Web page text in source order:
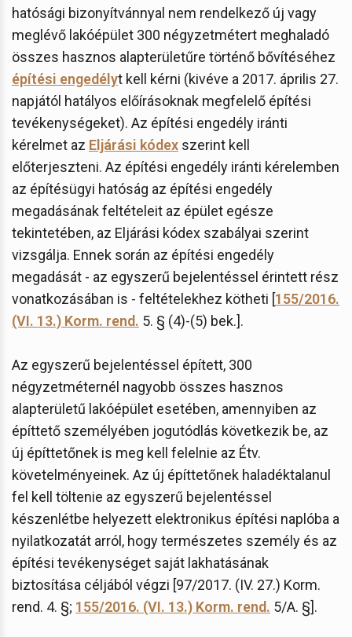
hatósági bizonyítvánnyal nem rendelkező új vagy
meglévő lakóépület 300 négyzetmétert meghaladó
összes hasznos alapterületűre történő bővítéséhez
építési engedélyt kell kérni (kivéve a 2017. április 27.
napjától hatályos előírásoknak megfelelő építési
tevékenységeket). Az építési engedély iránti
kérelmet az Eljárási kódex szerint kell
előterjeszteni. Az építési engedély iránti kérelemben
az építésügyi hatóság az építési engedély
megadásának feltételeit az épület egésze
tekintetében, az Eljárási kódex szabályai szerint
vizsgálja. Ennek során az építési engedély
megadását - az egyszerű bejelentéssel érintett rész
vonatkozásában is - feltételekhez kötheti [155/2016.
(VI. 13.) Korm. rend. 5. § (4)-(5) bek.].
Az egyszerű bejelentéssel épített, 300
négyzetméternél nagyobb összes hasznos
alapterületű lakóépület esetében, amennyiben az
építtető személyében jogutódlás következik be, az
új építtetőnek is meg kell felelnie az Étv.
követelményeinek. Az új építtetőnek haladéktalanul
fel kell töltenie az egyszerű bejelentéssel
készenlétbe helyezett elektronikus építési naplóba a
nyilatkozatát arról, hogy természetes személy és az
építési tevékenységet saját lakhatásának
biztosítása céljából végzi [97/2017. (IV. 27.) Korm.
rend. 4. §; 155/2016. (VI. 13.) Korm. rend. 5/A. §].